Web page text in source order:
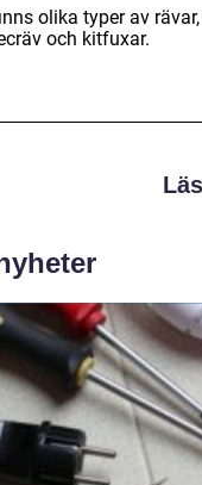
olika typer av
och kitfuxar.